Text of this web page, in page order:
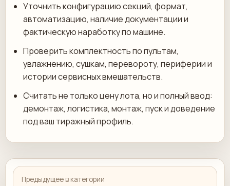
Уточнить конфигурацию секций, формат,
автоматизацию, наличие документации и
фактическую наработку по машине.
Проверить комплектность по пультам,
увлажнению, сушкам, перевороту, периферии и
истории сервисных вмешательств.
Считать не только цену лота, но и полный ввод:
демонтаж, логистика, монтаж, пуск и доведение
под ваш тиражный профиль.
Предыдущее в категории